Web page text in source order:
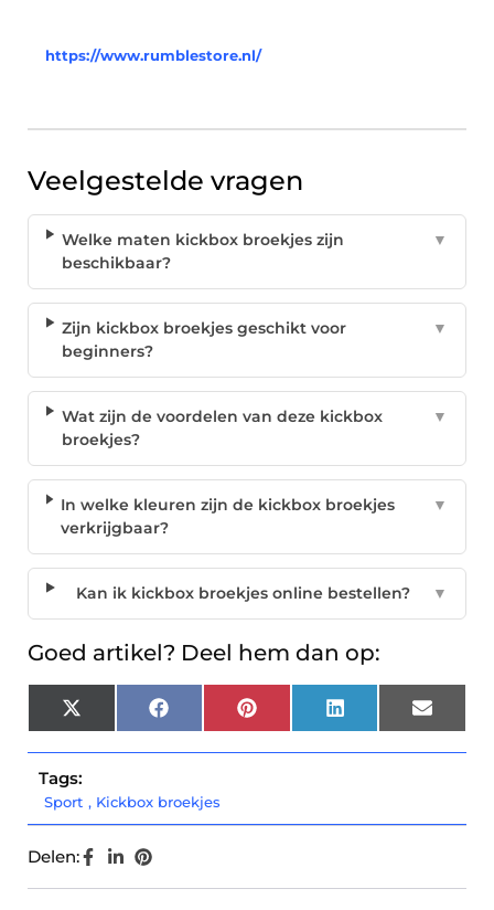
https://www.rumblestore.nl/
Veelgestelde vragen
Welke maten kickbox broekjes zijn
beschikbaar?
▼
Zijn kickbox broekjes geschikt voor
beginners?
▼
Wat zijn de voordelen van deze kickbox
broekjes?
▼
In welke kleuren zijn de kickbox broekjes
verkrijgbaar?
▼
Kan ik kickbox broekjes online bestellen? ▼
Goed artikel? Deel hem dan op:
X
(Twitter)
Facebook Pinterest LinkedIn Email
Tags:
Sport , Kickbox broekjes
Delen: